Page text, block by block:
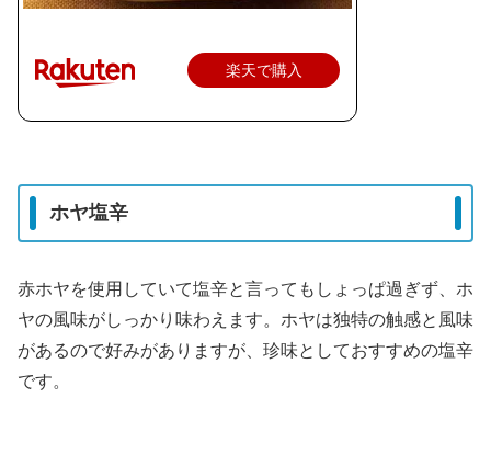
楽天で購入
ホヤ塩辛
赤ホヤを使用していて塩辛と言ってもしょっぱ過ぎず、ホ
ヤの風味がしっかり味わえます。ホヤは独特の触感と風味
があるので好みがありますが、珍味としておすすめの塩辛
です。